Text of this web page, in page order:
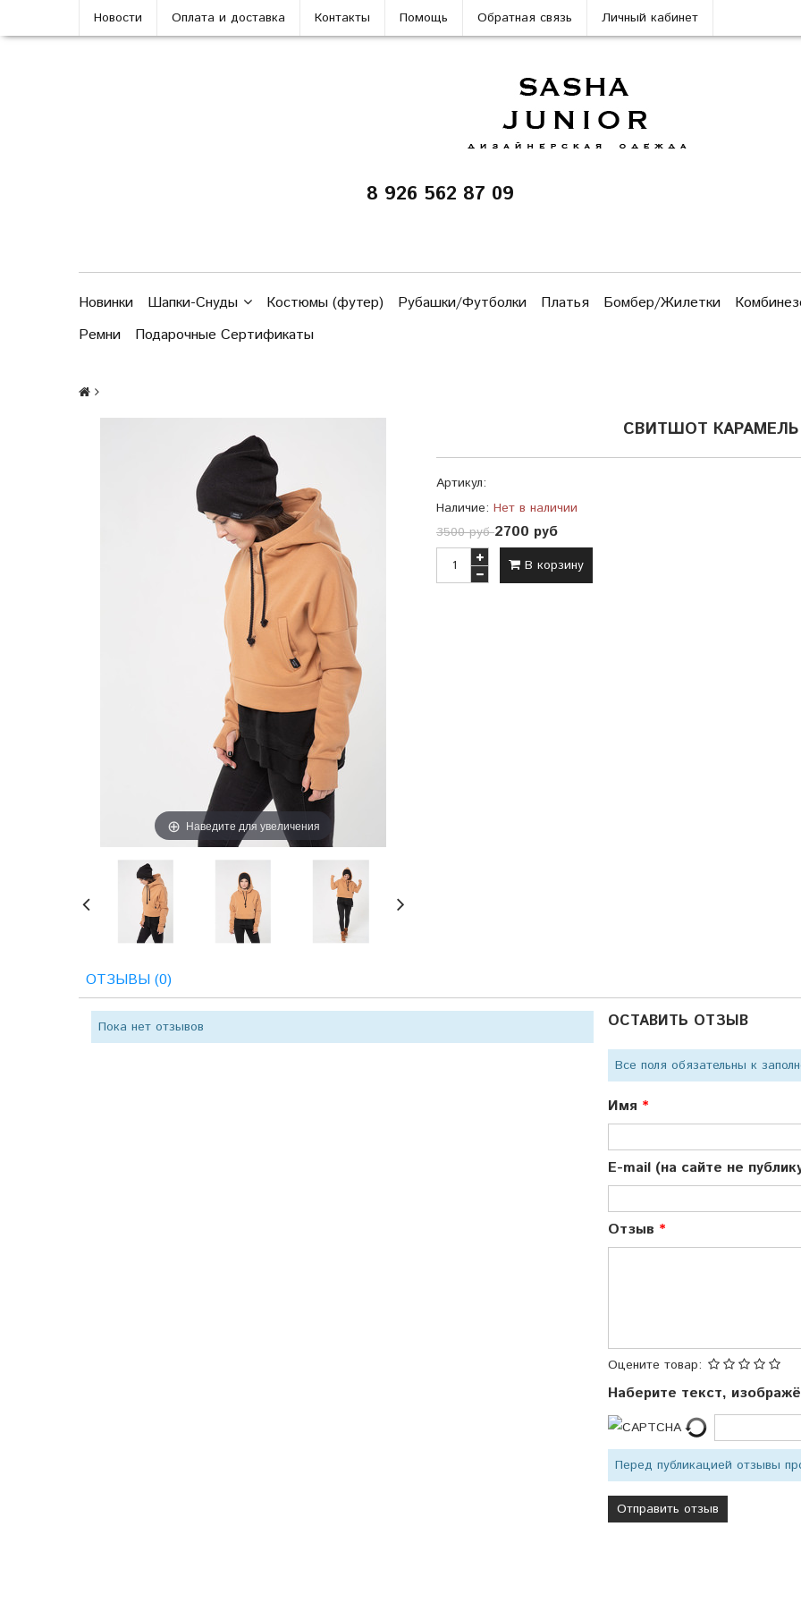
Новости Оплата и доставка Контакты Помощь Обратная связь Личный кабинет
8 926 562 87 09
Новинки Шапки-Снуды Костюмы (футер) Рубашки/Футболки Платья Бомбер/Жилетки
Ремни
Подарочные Сертификаты
Наведите для увеличения
СВИТШОТ
Артикул:
Наличие: Нет в наличии
3500 руб2700 руб
В корзину
ОТЗЫВЫ (0)
Пока нет отзывов ОСТАВИТЬ ОТЗЫВ
Все поля обязательны к
Имя
E-mail (на сайте не
Отзыв
Оцените товар:
Наберите текст,
Перед публикацией отзывы